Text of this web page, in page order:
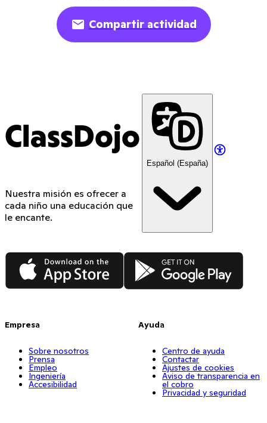
Compartir actividad
ClassDojo
Nuestra misión es ofrecer a
cada niño una educación que
le encante.
Español (España)
App Store Google Play
Empresa
Sobre nosotros
Prensa
Empleo
Ingeniería
Accesibilidad
Ayuda
Centro de ayuda
Contactar
Ajustes de cookies
Aviso de transparencia en
el cobro
Privacidad y seguridad